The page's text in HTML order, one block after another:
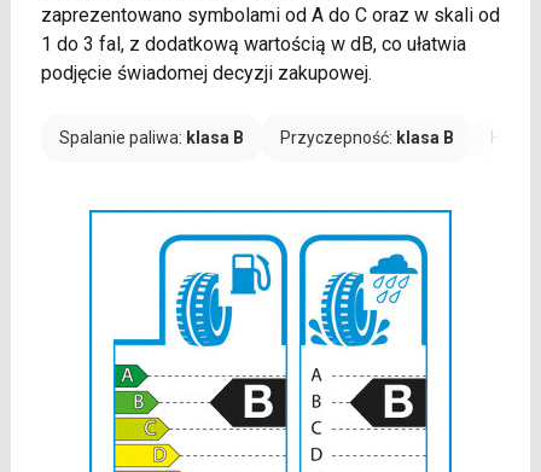
zaprezentowano symbolami od A do C oraz w skali od
1 do 3 fal, z dodatkową wartością w dB, co ułatwia
podjęcie świadomej decyzji zakupowej.
Spalanie paliwa: klasa B Przyczepność: klasa B Hałas: